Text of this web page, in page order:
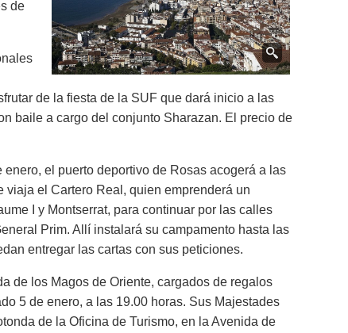
de
de la fiesta de la SUF que dará inicio a las
baile a cargo del conjunto Sharazan. El precio de
enero, el puerto deportivo de Rosas acogerá a las
el Cartero Real, quien emprenderá un
I y Montserrat, para continuar por las calles
Prim. Allí instalará su campamento hasta las
entregar las cartas con sus peticiones.
de los Magos de Oriente, cargados de regalos
5 de enero, a las 19.00 horas. Sus Majestades
de la Oficina de Turismo, en la Avenida de